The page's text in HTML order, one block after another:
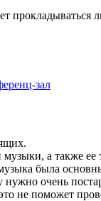
зал
а также
была
очень
не поможет